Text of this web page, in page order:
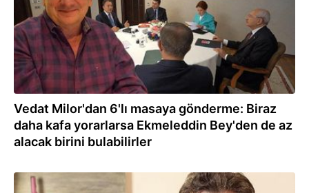
Vedat Milor'dan 6'lı masaya gönderme: Biraz
daha kafa yorarlarsa Ekmeleddin Bey'den de az
alacak birini bulabilirler
09.09.2022